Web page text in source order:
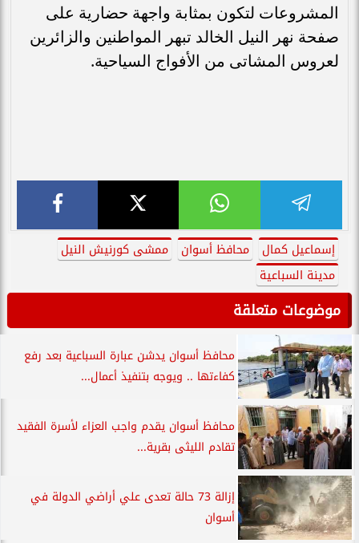
المشروعات لتكون بمثابة واجهة حضارية على
صفحة نهر النيل الخالد تبهر المواطنين والزائرين
لعروس المشاتى من الأفواج السياحية.
إسماعيل كمال محافظ أسوان
ممشى كورنيش النيل
مدينة السباعية
موضوعات متعلقة
محافظ أسوان يدشن عبارة السباعية بعد رفع
كفاءتها .. ويوجه بتنفيذ أعمال...
محافظ أسوان يقدم واجب العزاء لأسرة الفقيد
تقادم الليثى بقرية...
إزالة 73 حالة تعدى علي أراضي الدولة في
أسوان